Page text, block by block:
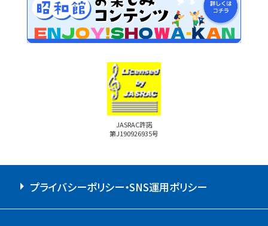
JASRAC許諾
第J190926935号
プライバシーポリシー・SNS運用ポリシー